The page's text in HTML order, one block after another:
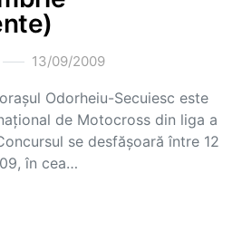
13/09/2009
Odorheiu-Secuiesc este
de Motocross din liga a
se desfăşoară între 12
în cea…